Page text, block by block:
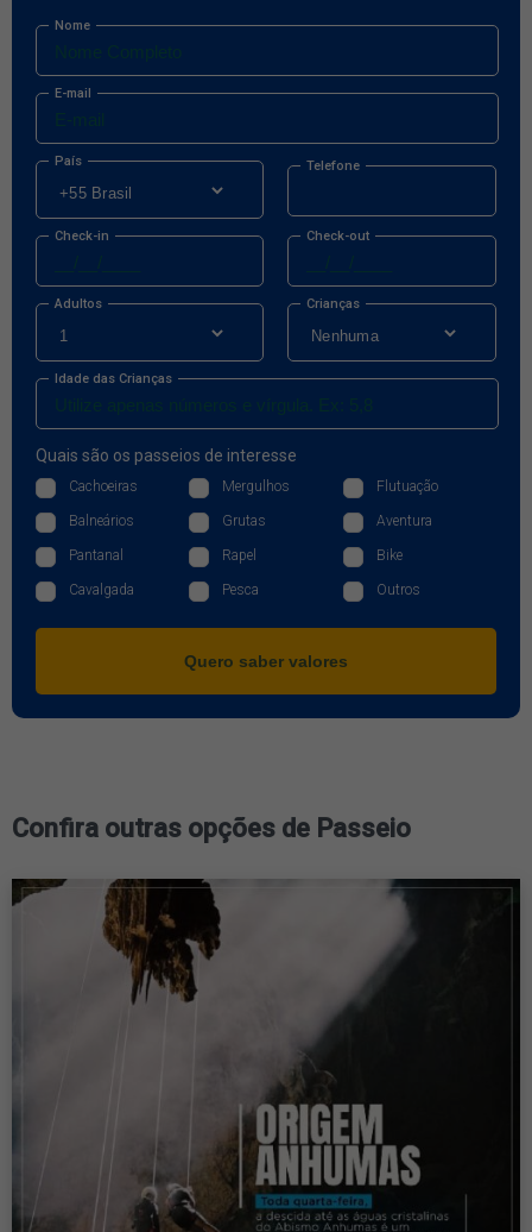
Nome
E-mail
País Telefone
Check-in Check-out
Adultos Crianças
Idade das Crianças
Quais são os passeios de interesse
Cachoeiras Mergulhos Flutuação
Balneários Grutas Aventura
Pantanal Rapel Bike
Cavalgada Pesca Outros
Quero saber valores
Confira outras opções de Passeio